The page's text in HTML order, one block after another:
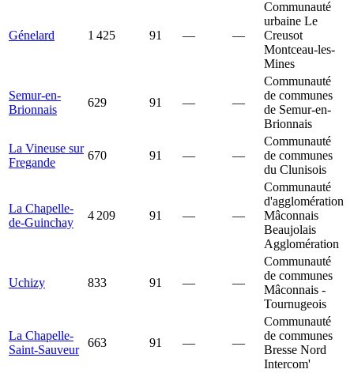
Génelard 1 425 91 — —
Communauté
urbaine Le
Creusot
Montceau-les-
Mines
Semur-en-
Brionnais
629 91 — —
Communauté
de communes
de Semur-en-
Brionnais
La Vineuse sur
Fregande
670 91 — —
Communauté
de communes
du Clunisois
La Chapelle-
de-Guinchay
4 209 91 — —
Communauté
d'agglomération
Mâconnais
Beaujolais
Agglomération
Uchizy 833 91 — —
Communauté
de communes
Mâconnais -
Tournugeois
La Chapelle-
Saint-Sauveur
663 91 — —
Communauté
de communes
Bresse Nord
Intercom'